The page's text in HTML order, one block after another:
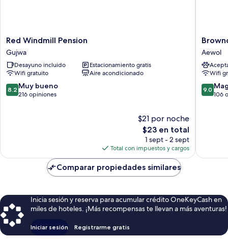
Red
Windmill
Pension
Gujwa
Red Windmill Pension
Gujwa
Desayuno incluido
Estacionamiento gratis
Wifi gratuito
Aire acondicionado
8.2
de
8.2 Muy bueno
216 opiniones
$21 por noche
El
precio
actual
es
de
$23
$23 en total
1 sept - 2 sept
Total con impuestos y cargos
Pension
Aewol
Aewol
Wifi
9.0
de
9.0
106
Comparar propiedades similares
Inicia sesión y reserva para acumular crédito OneKeyCash en
miles de hoteles. ¡Más recompensas te llevan a más aventuras!
Iniciar sesión Registrarme gratis